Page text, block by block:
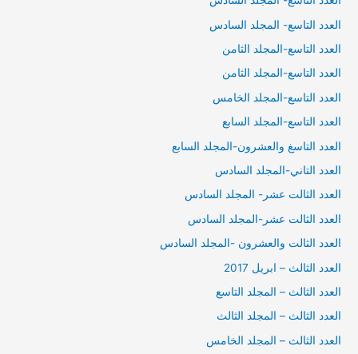
العدد التاسع- المجلد السادس
العدد التاسع-المجلد الثامن
العدد التاسع-المجلد الثامن
العدد التاسع-المجلد الخامس
العدد التاسع-المجلد السابع
العدد التاسغ والعشرون-المجلد السابع
العدد التاني-المجلد السادس
العدد الثالت عشر- المجلد السادس
العدد الثالت عشر-المجلد السادس
العدد الثالت والعشرون -المجلد السادس
العدد الثالث – ابريل 2017
العدد الثالث – المجلد التاسع
العدد الثالث – المجلد الثالث
العدد الثالث – المجلد الخامس